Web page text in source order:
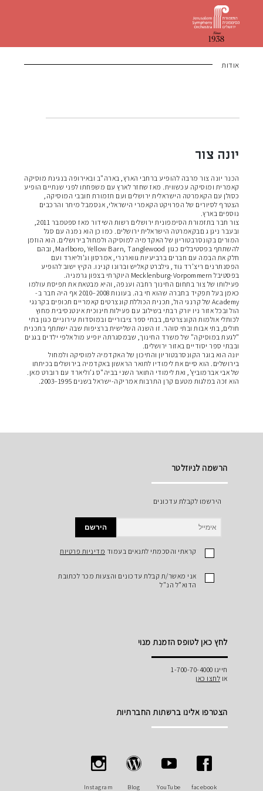
אודות
יונה צור
הכנר יונה צור מרבה להופיע ברחבי הארץ, בארה"ב ובאירופה בנגינת מוסיקה
קאמרית ומוסיקה עכשווית. מאז שחזר לארץ עם משפחתו לפני שנתיים הופיע
כסולן עם הקאמרטה הישראלית ירושלים ועם תזמורת חובבי המוסיקה,
הצטרף לסיורים של הפרויקט הקאמרי הישראלי, אנסמבל מיתר והרכבים
נוספים בארץ.
צור חבר בתזמורת הסימפונית ירושלים רשות השידור מאז ספטמבר 2011,
ובעבר ניגן ג םבקאמרטה הישראלית ירושלים. כמו כן הוא נמנה עם סגל
המורים בקונסרבטוריון של האקדמיה למוסיקה ולמחול בירושלים. הוא הוזמן
להשתתף בפסטיבלים כגון Marlboro, Yellow Barn, Tanglewood, ובהם
חלק את הבמה עם חברים ברביעיות גווארנרי, אמרסון וג'וליארד ועם
הפסנתרנים ריצ'רד גוד, גילברט קאליש וברונו קנינו. הקיץ ישוב להופיע
בפסטיבל Mecklenburg-Vorpommern היוקרתי בצפון גרמניה.
פעילותו של צור בתחום החינוך רחבה וענפה, והיא מבטאת את תפיסת עולמו
כאמן בעל תפקיד בחברה שהוא חי בה. בעונות 2008–2010 אף היה חבר ב-
Academy של קרנגי הול, תכנית הכוללת קונצרטים קאמריים תכופים בקרנגי
הול ובכל אזור ניו יורק רבתי בשילוב עם פעילות חינוכית אינטנסיבית מחוץ
לכותלי אולמות הקונצרטים, בבתי ספר ציבוריים ובמוסדות עירוניים כגון בתי
חולים, בתי אבות ובתי סוהר. זו השנה השלישית ברציפות שבה ישתתף בתכנית
"לגעת במוסיקה" של משרד החינוך, שבמסגרתה יופיע מול אלפי ילדים בגנים
ובבתי ספר יסודיים באזור ירושלים.
יונה הוא בוגר הקונסרבטוריון והתיכון של האקדמיה למוסיקה ולמחול
בירושלים. הוא סיים את לימודיו לתואר הראשון באקדמיה בירושלים בכיתתו
של אבי אברמוביץ', ואת לימודי התואר השני בביה"ס ג'וליארד עם רוברט מאן.
הוא זכה במלגות מטעם קרן התרבות אמריקה-ישראל בשנים 1995–2003.
הרשמה לניוזלטר
הירשמו לקבלת עדכונים
הירשם
קראתי והסכמתי לתנאים בעמוד מדיניות פרטיות
אני מאשר/ת קבלת עדכונים והצעות מכר לכתובת
הדוא"ל הנ"ל
לחץ כאן לטופס הזמנת מנוי
חייגו 1-700-70-4000
או לחצו כאן
הצטרפו אלינו ברשתות החברתיות
facebook
YouTube
Blog
Instagram